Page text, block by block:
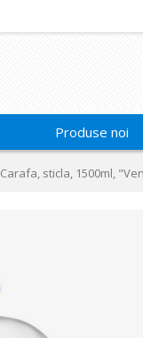
Produse noi
Carafa, sticla, 1500ml,